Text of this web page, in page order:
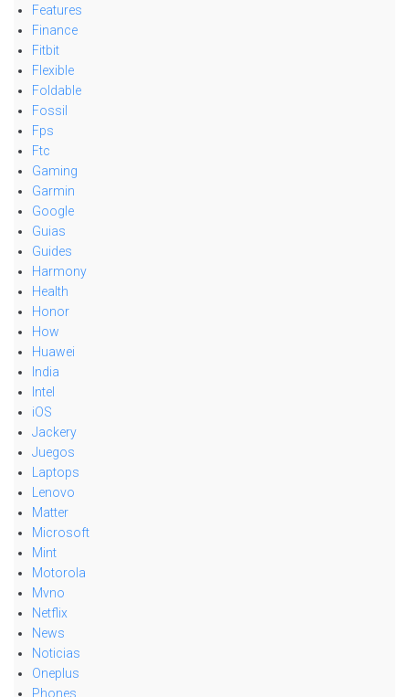
Features
Finance
Fitbit
Flexible
Foldable
Fossil
Fps
Ftc
Gaming
Garmin
Google
Guias
Guides
Harmony
Health
Honor
How
Huawei
India
Intel
iOS
Jackery
Juegos
Laptops
Lenovo
Matter
Microsoft
Mint
Motorola
Mvno
Netflix
News
Noticias
Oneplus
Phones